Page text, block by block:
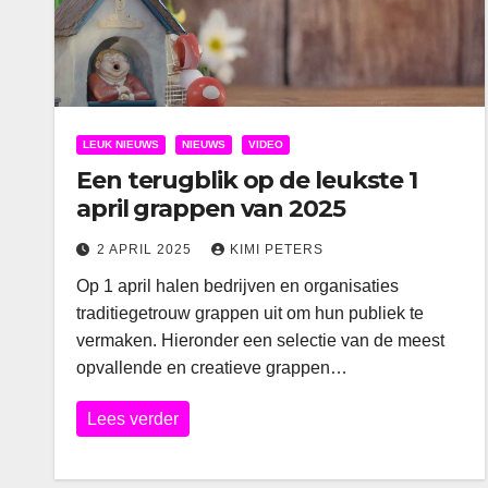
LEUK NIEUWS NIEUWS VIDEO
Een terugblik op de leukste 1
april grappen van 2025
2 APRIL 2025 KIMI PETERS
Op 1 april halen bedrijven en organisaties
traditiegetrouw grappen uit om hun publiek te
vermaken. Hieronder een selectie van de meest
opvallende en creatieve grappen…
Lees verder